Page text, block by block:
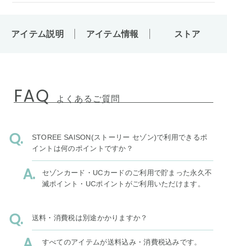
アイテム説明 アイテム情報 ストア
FAQ よくあるご質問
STOREE SAISON(ストーリー セゾン)で利用できるポ
イントは何のポイントですか？
セゾンカード・UCカードのご利用で貯まった永久不
滅ポイント・UCポイントがご利用いただけます。
送料・消費税は別途かかりますか？
すべてのアイテムが送料込み・消費税込みです。